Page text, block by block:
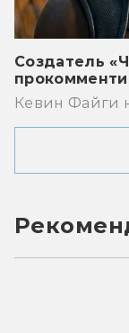
Создатель
Кевин Файги